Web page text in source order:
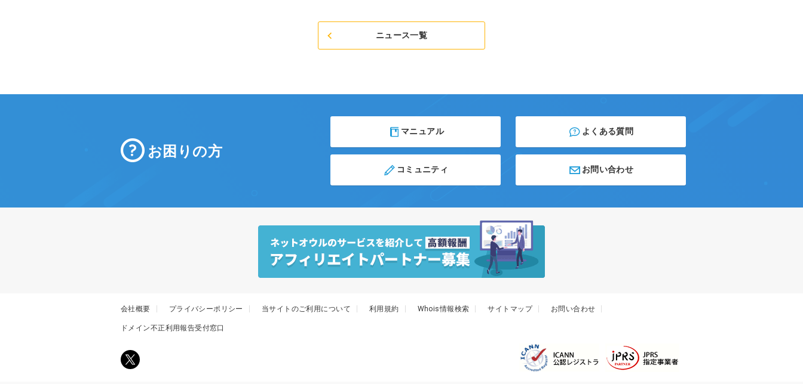
ニュース一覧
お困りの方
マニュアル よくある質問
コミュニティ お問い合わせ
会社概要 プライバシーポリシー 当サイトのご利用について 利用規約 Whois情報検索 サイトマップ お問い合わせ
ドメイン不正利用報告受付窓口